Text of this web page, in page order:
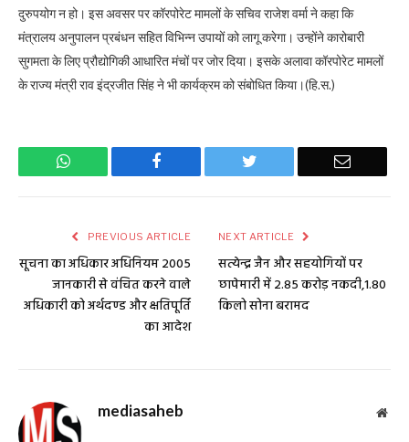
दुरुपयोग न हो। इस अवसर पर कॉरपोरेट मामलों के सचिव राजेश वर्मा ने कहा कि
मंत्रालय अनुपालन प्रबंधन सहित विभिन्न उपायों को लागू करेगा। उन्होंने कारोबारी
सुगमता के लिए प्रौद्योगिकी आधारित मंचों पर जोर दिया। इसके अलावा कॉरपोरेट मामलों
के राज्य मंत्री राव इंद्रजीत सिंह ने भी कार्यक्रम को संबोधित किया।(हि.स.)
WhatsApp Facebook Twitter Email
PREVIOUS ARTICLE
सूचना का अधिकार अधिनियम 2005
जानकारी से वंचित करने वाले
अधिकारी को अर्थदण्ड और क्षतिपूर्ति
का आदेश
NEXT ARTICLE
सत्येन्द्र जैन और सहयोगियों पर
छापेमारी में 2.85 करोड़ नकदी,1.80
किलो सोना बरामद
mediasaheb